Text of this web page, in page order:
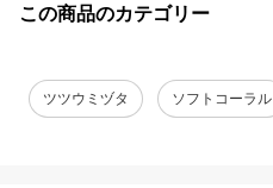
この商品のカテゴリー
ツツウミヅタ ソフトコーラル